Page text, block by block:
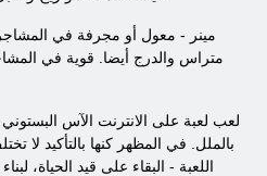
مينر - معول أو مجرفة في
متراس والدرج أيضا. قوية في
لعب لعبة على الانترنت الآس
بالملل. في المظهر كنها بالتأكيد لا
اللعبة - البقاء على قيد الحياة،